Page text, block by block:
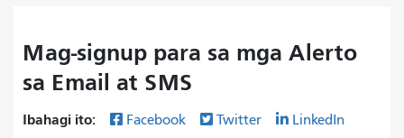
Mag-signup para sa mga Alerto
sa Email at SMS
Ibahagi ito: Facebook Twitter LinkedIn